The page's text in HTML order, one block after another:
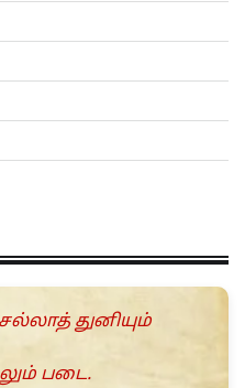
துனியும்
படை.